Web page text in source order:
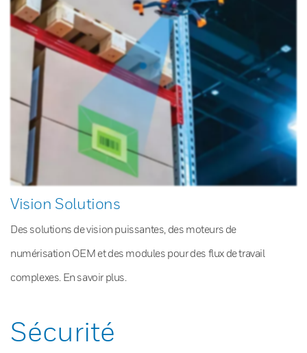
Vision Solutions
Des solutions de vision puissantes, des moteurs de
numérisation OEM et des modules pour des flux de travail
complexes. En savoir plus.
Sécurité